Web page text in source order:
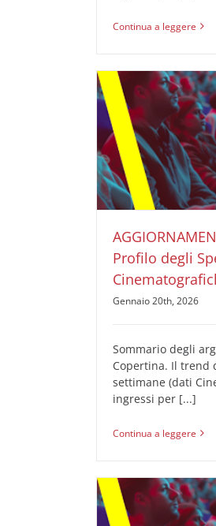
Continua a leggere
Spettatori
AUDIMOVIE
degli Spettatori
Profilo degli
Gennaio 20th, 2026
Sommario degli
Copertina. Il trend
settimane (dati
ingressi per [...]
Continua a leggere